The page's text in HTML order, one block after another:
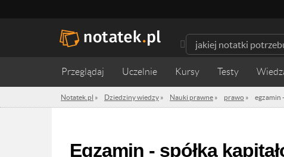
Przeglądaj Uczelnie Kursy Testy
Notatek.pl » Dziedziny wiedzy » Nauki prawne » prawo » egzamin
egzamin - spółka